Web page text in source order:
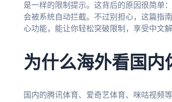
是一样的限制提示。这背后的原因很简单
会被系统自动拦截。不过别担心，这篇指
心功能，能让你轻松突破限制，享受中文
为什么海外看国内
国内的腾讯体育、爱奇艺体育、咪咕视频